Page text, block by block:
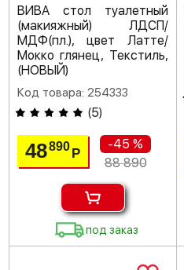
ВИВА стол туалетный
(макияжный) ЛДСП/
МДФ(пл.), цвет Латте/
Мокко глянец, Текстиль,
(НОВЫЙ)
Код товара: 254333
(5)
48890Р
-45 %
88 890
под заказ